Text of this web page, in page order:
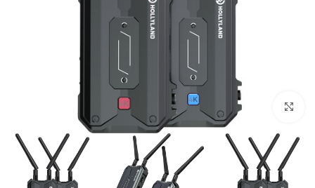
بزرگنمایی تصویر